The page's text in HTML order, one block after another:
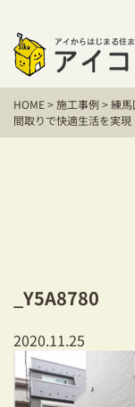
ア
HOME>施工事例>練
間取りで快適生活を実現
_Y5A8780
2020.11.25